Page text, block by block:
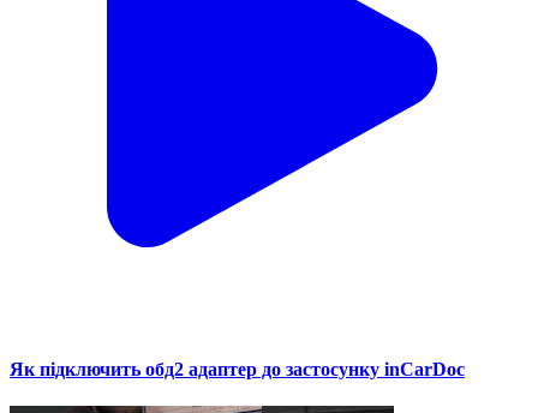
Як підключить обд2 адаптер до застосунку inCarDoc